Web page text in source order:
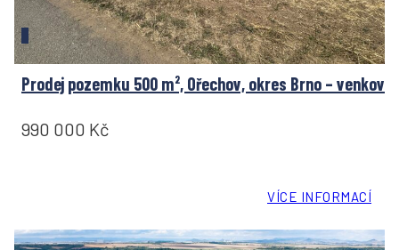
Prodej pozemku 500 m², Ořechov, okres Brno – venkov
990 000 Kč
VÍCE INFORMACÍ